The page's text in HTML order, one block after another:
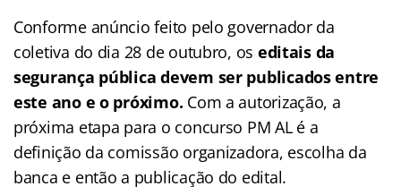
Conforme anúncio feito pelo governador da
coletiva do dia 28 de outubro, os editais da
segurança pública devem ser publicados entre
este ano e o próximo. Com a autorização, a
próxima etapa para o concurso PM AL é a
definição da comissão organizadora, escolha da
banca e então a publicação do edital.